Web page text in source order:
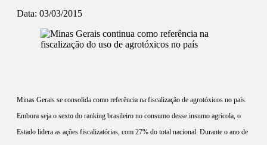
Data: 03/03/2015
Minas Gerais se consolida como referência na fiscalização de agrotóxicos no país.
Embora seja o sexto do ranking brasileiro no consumo desse insumo agrícola, o
Estado lidera as ações fiscalizatórias, com 27% do total nacional. Durante o ano de